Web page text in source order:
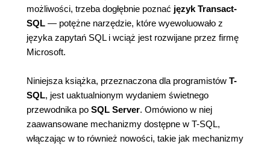
możliwości, trzeba dogłębnie poznać język Transact-
SQL — potężne narzędzie, które wyewoluowało z
języka zapytań SQL i wciąż jest rozwijane przez firmę
Microsoft.
Niniejsza książka, przeznaczona dla programistów T-
SQL, jest uaktualnionym wydaniem świetnego
przewodnika po SQL Server. Omówiono w niej
zaawansowane mechanizmy dostępne w T-SQL,
włączając w to również nowości, takie jak mechanizmy